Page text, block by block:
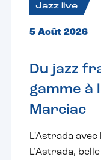
Jazz live
5 Août 2026
Du jazz
gamme à
Marciac
L'Astrada
L’Astrada,